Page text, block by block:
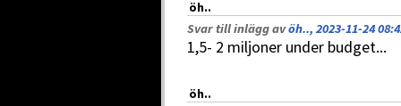
öh..
Svar till inlägg avöh.., 2023-11-24
1,5- 2 miljoner under budget...
öh..